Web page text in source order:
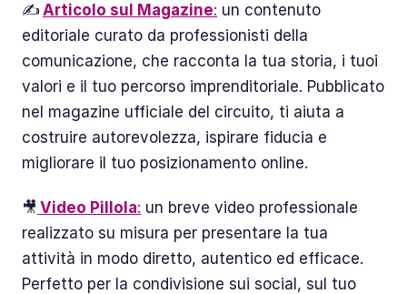
✍️Articolo sul Magazine: un contenuto
editoriale curato da professionisti della
comunicazione, che racconta la tua storia, i tuoi
valori e il tuo percorso imprenditoriale. Pubblicato
nel magazine ufficiale del circuito, ti aiuta a
costruire autorevolezza, ispirare fiducia e
migliorare il tuo posizionamento online.
🎥 Video Pillola: un breve video professionale
realizzato su misura per presentare la tua
attività in modo diretto, autentico ed efficace.
Perfetto per la condivisione sui social, sul tuo